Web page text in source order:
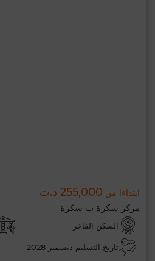
ابتداءا من 255,000 د.ت
مركز سكرة ب سكرة
السكن الفاخر
تاريخ التسليم ديسمبر 2028